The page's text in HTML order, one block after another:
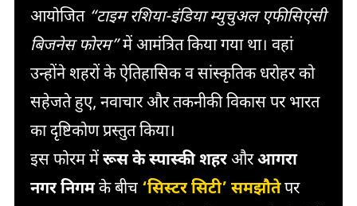
आयोजित “टाइम रशिया-इंडिया म्युचुअल एफीसिएंसी
बिजनेस फोरम”में आमंत्रित किया गया था। वहां
उन्होंने शहरों के ऐतिहासिक व सांस्कृतिक धरोहर को
सहेजते हुए, नवाचार और तकनीकी विकास पर भारत
का दृष्टिकोण प्रस्तुत किया।
इस फोरम मेंरूस के स्पास्की शहरऔरआगरा
नगर निगमके बीच ‘सिस्टर सिटी’ समझौतेपर